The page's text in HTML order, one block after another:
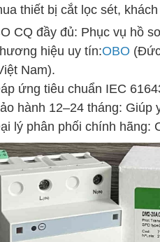
thiết bị cắt lọc sét,
CQ đầy đủ: Phục vụ hồ
hiệu uy tín:OBO
Nam).
ứng tiêu chuẩn IEC
hành 12–24 tháng: Giúp
lý phân phối chính hãng: